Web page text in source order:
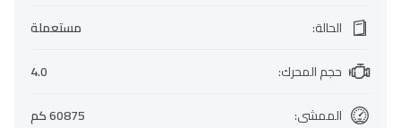
الحالة:
مستعملة
حجم المحرك:
4.0
الممشى:
60875 كم